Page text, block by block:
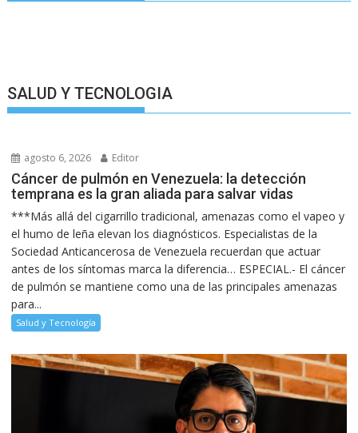
SALUD Y TECNOLOGIA
agosto 6, 2026 Editor
Cáncer de pulmón en Venezuela: la detección
temprana es la gran aliada para salvar vidas
***Más allá del cigarrillo tradicional, amenazas como el vapeo y
el humo de leña elevan los diagnósticos. Especialistas de la
Sociedad Anticancerosa de Venezuela recuerdan que actuar
antes de los síntomas marca la diferencia… ESPECIAL.- El cáncer
de pulmón se mantiene como una de las principales amenazas
para...
Salud y Tecnología